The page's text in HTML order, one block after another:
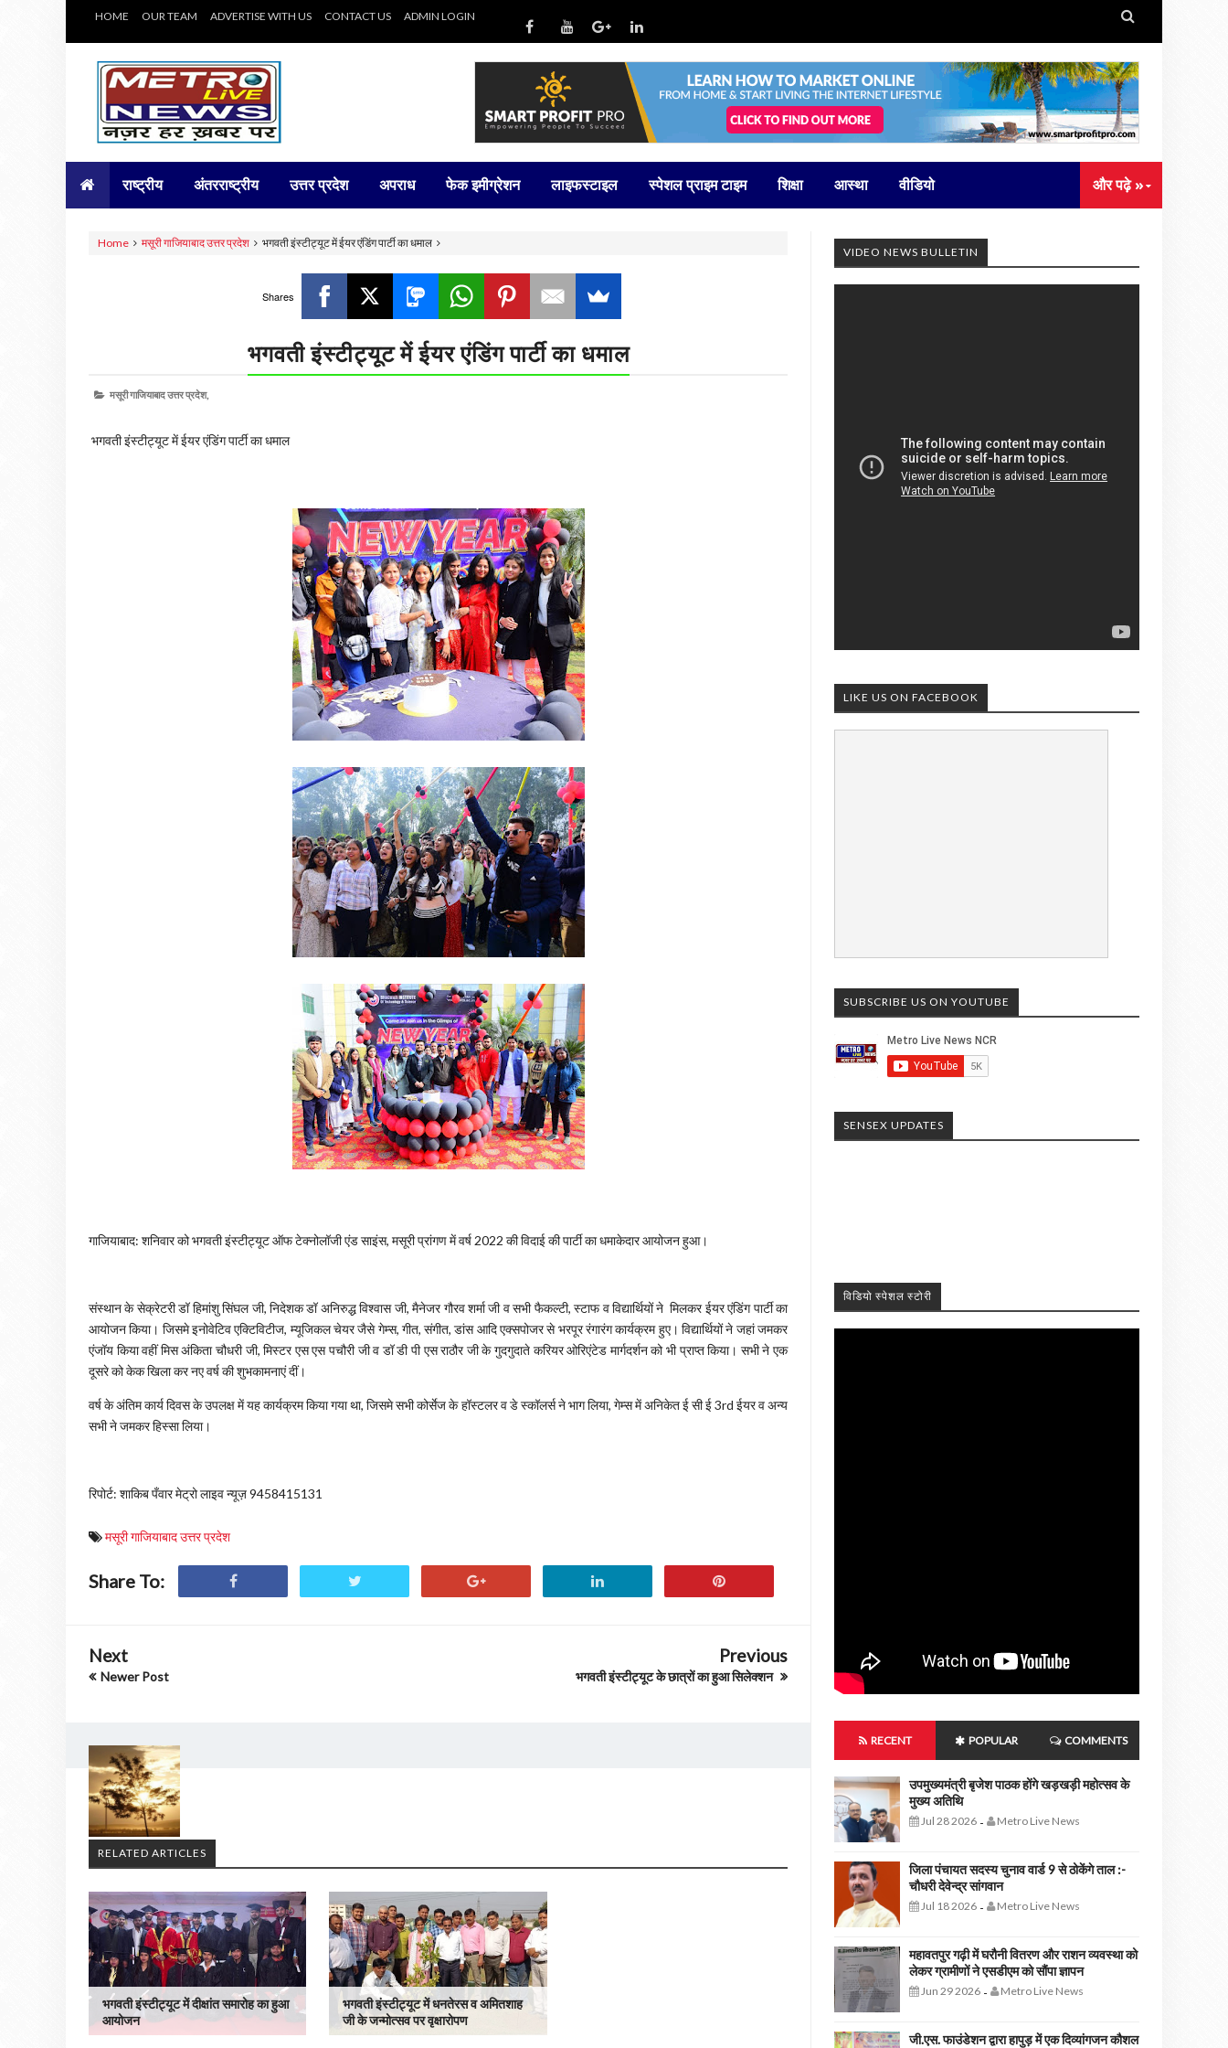
HOME OUR TEAM ADVERTISE WITH US CONTACT US ADMIN LOGIN 
राष्ट्रीय अंतरराष्ट्रीय उत्तर प्रदेश अपराध फेक इमीग्रेशन लाइफस्टाइल स्पेशल प्राइम टाइम शिक्षा आस्था वीडियो और पढ़े »
Home मसूरी गाजियाबाद उत्तर प्रदेश भगवती इंस्टीट्यूट में ईयर एंडिंग पार्टी का धमाल
Shares
भगवती इंस्टीट्यूट में ईयर एंडिंग पार्टी का धमाल
मसूरी गाजियाबाद उत्तर प्रदेश,
भगवती इंस्टीट्यूट में ईयर एंडिंग पार्टी का धमाल
गाजियाबाद: शनिवार को भगवती इंस्टीट्यूट ऑफ टेक्नोलॉजी एंड साइंस, मसूरी प्रांगण में वर्ष 2022 की विदाई की पार्टी का धमाकेदार आयोजन हुआ।
संस्थान के सेक्रेटरी डॉ हिमांशु सिंघल जी, निदेशक डॉ अनिरुद्ध विश्वास जी, मैनेजर गौरव शर्मा जी व सभी फैकल्टी, स्टाफ व विद्यार्थियों ने मिलकर ईयर एंडिंग पार्टी का
आयोजन किया। जिसमे इनोवेटिव एक्टिविटीज, म्यूजिकल चेयर जैसे गेम्स, गीत, संगीत, डांस आदि एक्सपोजर से भरपूर रंगारंग कार्यक्रम हुए। विद्यार्थियों ने जहां जमकर
एंजॉय किया वहीं मिस अंकिता चौधरी जी, मिस्टर एस एस पचौरी जी व डॉ डी पी एस राठौर जी के गुदगुदाते करियर ओरिएंटेड मार्गदर्शन को भी प्राप्त किया। सभी ने एक
दूसरे को केक खिला कर नए वर्ष की शुभकामनाएं दीं।
वर्ष के अंतिम कार्य दिवस के उपलक्ष में यह कार्यक्रम किया गया था, जिसमे सभी कोर्सेज के हॉस्टलर व डे स्कॉलर्स ने भाग लिया, गेम्स में अनिकेत ई सी ई 3rd ईयर व अन्य
सभी ने जमकर हिस्सा लिया।
रिपोर्ट: शाकिब पँवार मेट्रो लाइव न्यूज़ 9458415131
मसूरी गाजियाबाद उत्तर प्रदेश
Share To:
Next
Newer Post
Previous
भगवती इंस्टीट्यूट के छात्रों का हुआ सिलेक्शन
RELATED ARTICLES
भगवती इंस्टीट्यूट में दीक्षांत समारोह का हुआ
आयोजन
भगवती इंस्टीट्यूट में धनतेरस व अमितशाह
जी के जन्मोत्सव पर वृक्षारोपण
VIDEO NEWS BULLETIN
LIKE US ON FACEBOOK
SUBSCRIBE US ON YOUTUBE
SENSEX UPDATES
विडियो स्पेशल स्टोरी
RECENT POPULAR COMMENTS
उपमुख्यमंत्री बृजेश पाठक होंगे खड़खड़ी महोत्सव के
मुख्य अतिथि
Jul 28 2026 - Metro Live News
जिला पंचायत सदस्य चुनाव वार्ड 9 से ठोकेंगे ताल :-
चौधरी देवेन्द्र सांगवान
Jul 18 2026 - Metro Live News
महावतपुर गढ़ी में घरौनी वितरण और राशन व्यवस्था को
लेकर ग्रामीणों ने एसडीएम को सौंपा ज्ञापन
Jun 29 2026 - Metro Live News
जी.एस. फाउंडेशन द्वारा हापुड़ में एक दिव्यांगजन कौशल